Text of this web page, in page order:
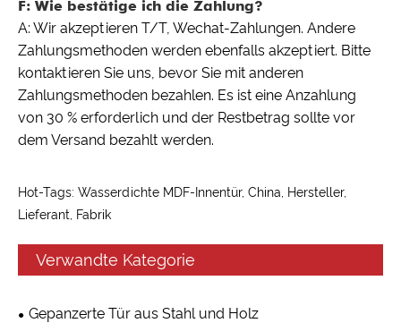
F: Wie bestätige ich die Zahlung?
A: Wir akzeptieren T/T, Wechat-Zahlungen. Andere
Zahlungsmethoden werden ebenfalls akzeptiert. Bitte
kontaktieren Sie uns, bevor Sie mit anderen
Zahlungsmethoden bezahlen. Es ist eine Anzahlung
von 30 % erforderlich und der Restbetrag sollte vor
dem Versand bezahlt werden.
Hot-Tags: Wasserdichte MDF-Innentür, China, Hersteller,
Lieferant, Fabrik
Verwandte Kategorie
Gepanzerte Tür aus Stahl und Holz